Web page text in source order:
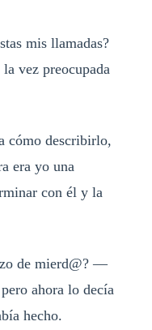
mis llamadas?
vez preocupada
describirlo,
era yo una
con él y la
de mierd@? —
ahora lo decía
hecho.